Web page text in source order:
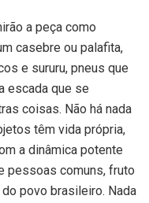
a peça como
casebre ou palafita,
e sururu, pneus que
escada que se
coisas. Não há nada
têm vida própria,
a dinâmica potente
pessoas comuns, fruto
povo brasileiro. Nada